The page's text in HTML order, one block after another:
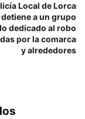
Local de Lorca
detiene a un grupo
dedicado al robo
por la comarca
y alrededores